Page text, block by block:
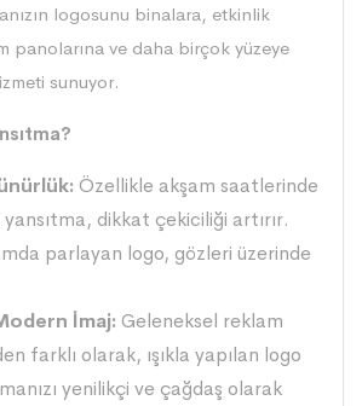
logosunu binalara, etkinlik
panolarına ve daha birçok yüzeye
sunuyor.
Özellikle akşam saatlerinde
yansıtma, dikkat çekiciliği artırır.
parlayan logo, gözleri üzerinde
İmaj: Geleneksel reklam
farklı olarak, ışıkla yapılan logo
yenilikçi ve çağdaş olarak